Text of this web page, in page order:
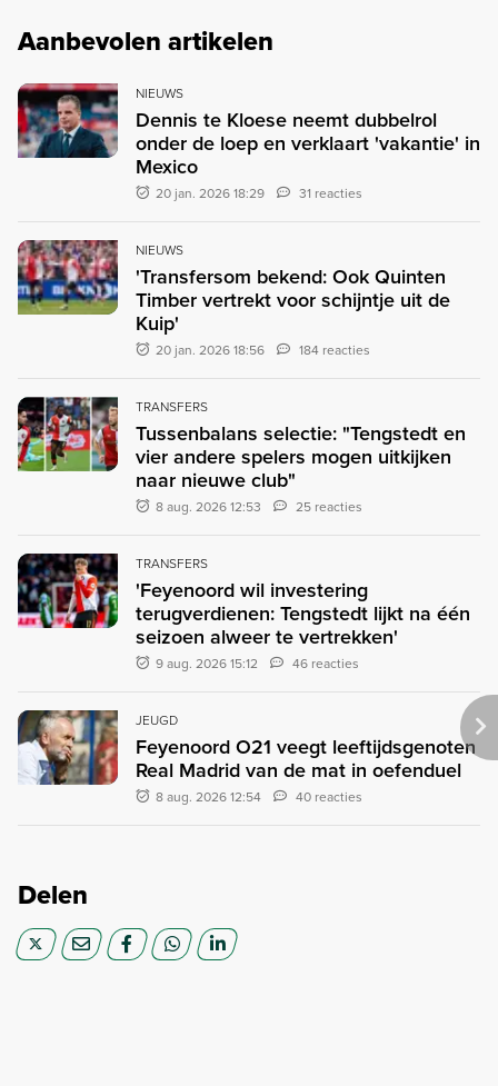
Aanbevolen artikelen
NIEUWS
Dennis te Kloese neemt dubbelrol
onder de loep en verklaart 'vakantie' in
Mexico
20 jan. 2026 18:29 31 reacties
NIEUWS
'Transfersom bekend: Ook Quinten
Timber vertrekt voor schijntje uit de
Kuip'
20 jan. 2026 18:56 184 reacties
TRANSFERS
Tussenbalans selectie: "Tengstedt en
vier andere spelers mogen uitkijken
naar nieuwe club"
8 aug. 2026 12:53 25 reacties
TRANSFERS
'Feyenoord wil investering
terugverdienen: Tengstedt lijkt na één
seizoen alweer te vertrekken'
9 aug. 2026 15:12 46 reacties
JEUGD
Feyenoord O21 veegt leeftijdsgenoten
Real Madrid van de mat in oefenduel
8 aug. 2026 12:54 40 reacties
Delen